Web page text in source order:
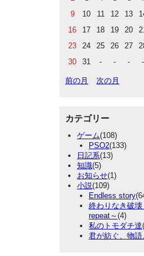
9
10 11 12 13
16
17 18 19 20
23
24 25 26 27
30
31 - - - -
前の月 次の月
カテゴリー
ゲーム(108)
PSO2(133)
日記系(13)
知識(5)
お知らせ(1)
小説(109)
Endless story
終わりなき破
repeat～(4)
私のトモダチ達
君が紡ぐ、物語